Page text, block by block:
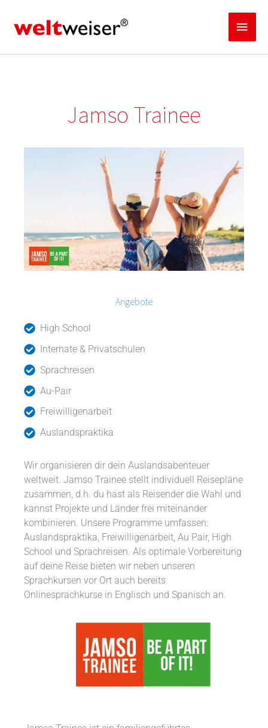
springen
Jamso Trainee
Angebote
High School
Internate & Privatschulen
Sprachreisen
Au-Pair
Freiwilligenarbeit
Auslandspraktika
Wir organisieren dir dein Auslandsabenteuer
weltweit. Jamso Trainee stellt individuell Reisepläne
zusammen, d.h. du hast als Reisender die Wahl und
kannst Projekte und Länder frei miteinander
kombinieren. Unsere Programme umfassen:
Auslandspraktika, Freiwilligenarbeit, Au Pair, High
School und Sprachreisen. Als optimale Vorbereitung
auf deine Reise bieten wir neben unseren
Sprachkursen vor Ort auch bereits
Onlinesprachkurse in Englisch und Spanisch an.